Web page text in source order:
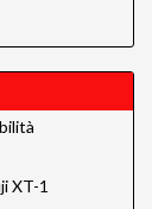
XT-1